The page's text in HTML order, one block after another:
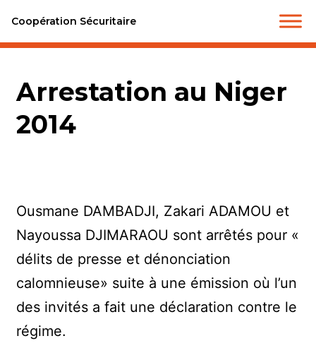
Coopération Sécuritaire
Arrestation au Niger
2014
Ousmane DAMBADJI, Zakari ADAMOU et
Nayoussa DJIMARAOU sont arrêtés pour «
délits de presse et dénonciation
calomnieuse» suite à une émission où l’un
des invités a fait une déclaration contre le
régime.